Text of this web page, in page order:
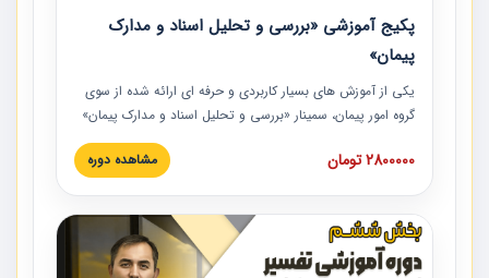
پکیج آموزشی «بررسی و تحلیل اسناد و مدارک
پیمان»
یکی از آموزش‏‏‏‏‏‏ های بسیار کاربردی و حرفه‏ ای ارائه شده از سوی
گروه امور پیمان، سمینار «بررسی و تحلیل اسناد و مدارک پیمان»
است که در دانشگاه صنعتی شریف ارائه شد. در این آموزش
نکات کلیدی مربوط به اسناد و مدارک پیمان، اولویت بندی اسناد
پیمان به همراه تجربیات عملی در این خصوص ارائه شده است.
2800000 تومان مشاهده دوره